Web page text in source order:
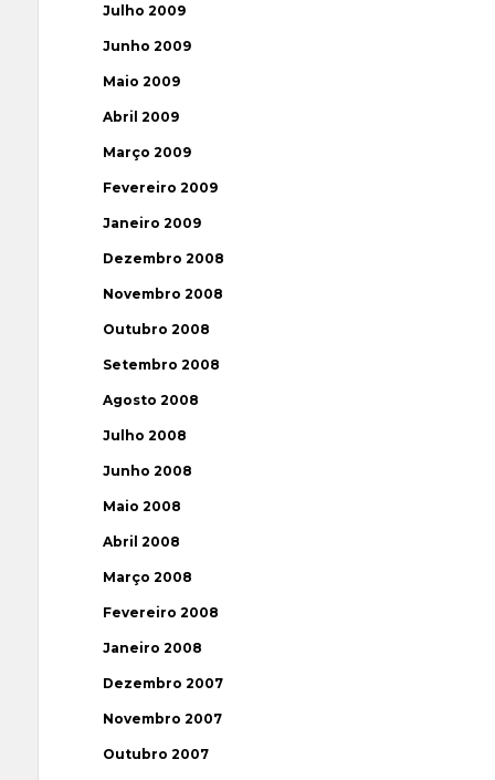
Julho 2009
Junho 2009
Maio 2009
Abril 2009
Março 2009
Fevereiro 2009
Janeiro 2009
Dezembro 2008
Novembro 2008
Outubro 2008
Setembro 2008
Agosto 2008
Julho 2008
Junho 2008
Maio 2008
Abril 2008
Março 2008
Fevereiro 2008
Janeiro 2008
Dezembro 2007
Novembro 2007
Outubro 2007